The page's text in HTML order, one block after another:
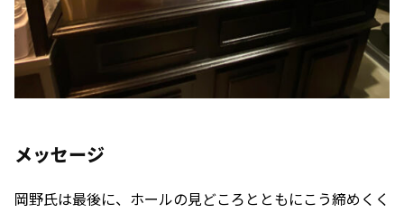
メッセージ
岡野氏は最後に、ホールの見どころとともにこう締めくく